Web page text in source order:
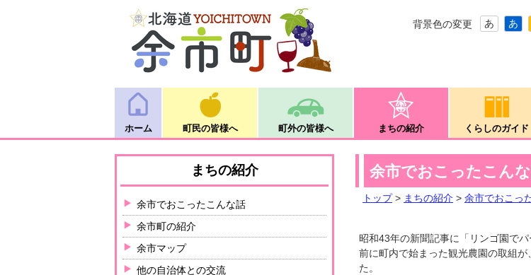
背景色の変更 あ あ
ホーム 町民の皆様へ 町外の皆様へ まちの紹介 くらしのガイド
余市でおこったこん
トップ> まちの紹介 > 余市でおこっ
昭和43年の新聞記事に「リンゴ園で
前に町内で始まった観光農園の取組
た。
まちの紹介
余市でおこったこんな話
余市町の紹介
余市マップ
他の自治体との交流